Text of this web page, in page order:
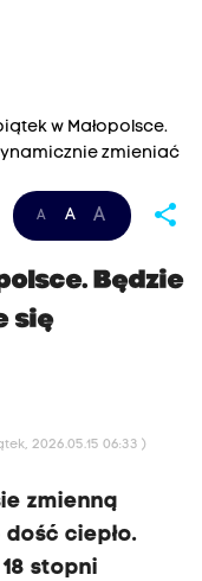
w Małopolsce.
zmieniać
A A A share
Będzie
się
2026.05.15 06:33 )
zmienną
ciepło.
stopni